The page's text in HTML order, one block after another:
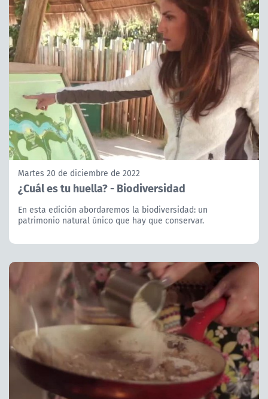
Martes 20 de diciembre de 2022
¿Cuál es tu huella? - Biodiversidad
En esta edición abordaremos la biodiversidad: un
patrimonio natural único que hay que conservar.